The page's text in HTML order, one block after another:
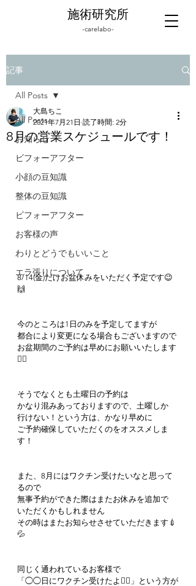
施術研究所
-carelabo-
記事
All Posts
お知らせ
ビフォーアフター
小顔の豆知識
整体の豆知識
ビフォーアフター
お客様の声
わりとどうでもいいこと
エラ張りについて
All Posts
8月の営業スケジュールです！
大島ちこ
2021年7月21日 読了時間: 2分
8/14(金)だけお盆休みをいただく予定です😉
🙌
今のところは1日のみを予定してますが
都合により変更になる場合もございますので
お盆期間のご予約は早めにお願いいたします
🙇‍♀️
そうでなくとも土曜日の予約は
かなり混みあっておりますので、土曜しか
行けない！という方は、かなり早めに
ご予約確保していただくのをオススメしま
す！
また、8月にはワクチン受けたいなと思って
るので
無事予約ができた際はまたお休みを追加で
いただくかもしれません
その時はまたお知らせさせていただきます💉
💦
同じく通われているお客様で
「◯◯日にワクチン受けたよ🙋‍♀️」という方が